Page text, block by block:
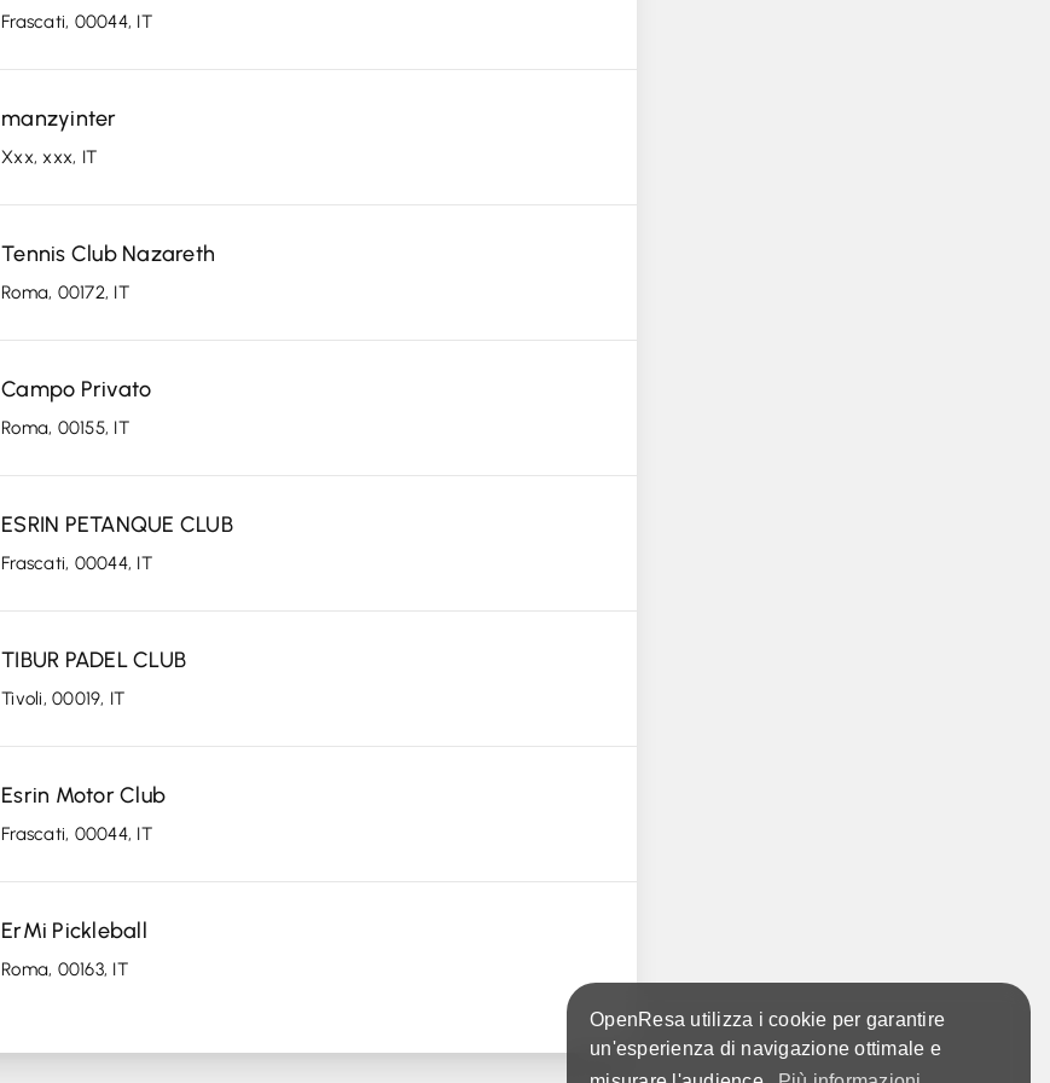
OpenResa utilizza i cookie per garantire
un'esperienza di navigazione ottimale e
Frascati, 00044, IT
manzyinter
Xxx, xxx, IT
Tennis Club Nazareth
Roma, 00172, IT
Campo Privato
Roma, 00155, IT
ESRIN PETANQUE CLUB
Frascati, 00044, IT
TIBUR PADEL CLUB
Tivoli, 00019, IT
Esrin Motor Club
Frascati, 00044, IT
ErMi Pickleball
Roma, 00163, IT